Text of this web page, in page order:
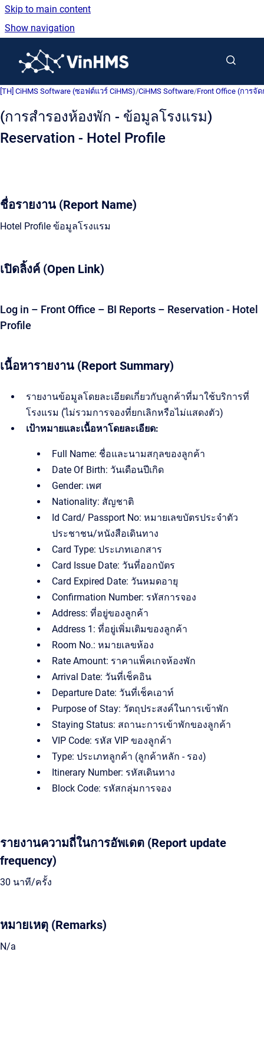
Skip to main content
Show navigation
[TH] CiHMS Software (ซอฟต์แวร์ CiHMS)/CiHMS Software/Front Office (การจั
(การสำรองห้องพัก - ข้อมูลโรงแรม)
Reservation - Hotel Profile
ชื่อรายงาน (Report Name)
Hotel Profile ข้อมูลโรงแรม
เปิดลิ้งค์ (Open Link)
Log in – Front Office – BI Reports – Reservation - Hotel
Profile
เนื้อหารายงาน (Report Summary)
รายงานข้อมูลโดยละเอียดเกี่ยวกับลูกค้าที่มาใช้บริการที่
โรงแรม (ไม่รวมการจองที่ยกเลิกหรือไม่แสดงตัว)
เป้าหมายและเนื้อหาโดยละเอียด:
Full Name: ชื่อและนามสกุลของลูกค้า
Date Of Birth: วันเดือนปีเกิด
Gender: เพศ
Nationality: สัญชาติ
Id Card/ Passport No: หมายเลขบัตรประจำตัว
ประชาชน/หนังสือเดินทาง
Card Type: ประเภทเอกสาร
Card Issue Date: วันที่ออกบัตร
Card Expired Date: วันหมดอายุ
Confirmation Number: รหัสการจอง
Address: ที่อยู่ของลูกค้า
Address 1: ที่อยู่เพิ่มเติมของลูกค้า
Room No.: หมายเลขห้อง
Rate Amount: ราคาแพ็คเกจห้องพัก
Arrival Date: วันที่เช็คอิน
Departure Date: วันที่เช็คเอาท์
Purpose of Stay: วัตถุประสงค์ในการเข้าพัก
Staying Status: สถานะการเข้าพักของลูกค้า
VIP Code: รหัส VIP ของลูกค้า
Type: ประเภทลูกค้า (ลูกค้าหลัก - รอง)
Itinerary Number: รหัสเดินทาง
Block Code: รหัสกลุ่มการจอง
รายงานความถี่ในการอัพเดต (Report update
frequency)
30 นาที/ครั้ง
หมายเหตุ (Remarks)
N/a